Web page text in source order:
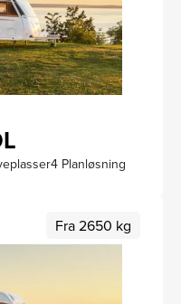
4 Planløsning
Fra 2650 kg